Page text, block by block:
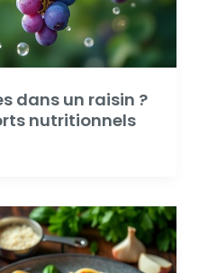
dans un raisin ?
nutritionnels